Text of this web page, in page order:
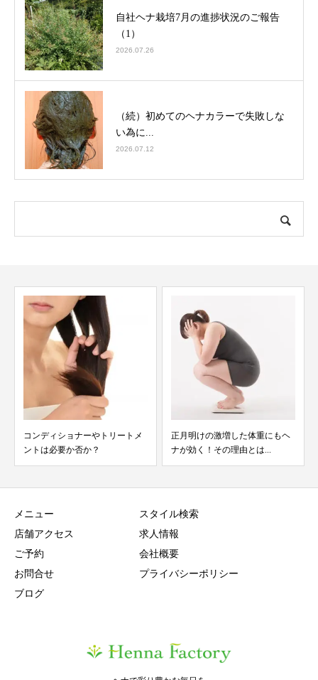
自社ヘナ栽培7月の進捗状況のご報告
（1）
2026.07.26
（続）初めてのヘナカラーで失敗しな
い為に...
2026.07.12
コンディショナーやトリートメ
ントは必要か否か？
正月明けの激増した体重にもヘ
ナが効く！その理由とは...
メニュー
店舗アクセス
ご予約
お問合せ
ブログ
スタイル検索
求人情報
会社概要
プライバシーポリシー